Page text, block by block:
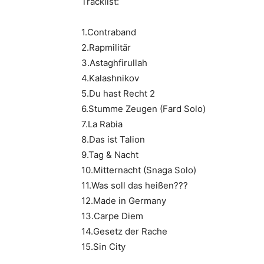
1.Contraband
2.Rapmilitär
3.Astaghfirullah
4.Kalashnikov
5.Du hast Recht 2
6.Stumme Zeugen (Fard Solo)
7.La Rabia
8.Das ist Talion
9.Tag & Nacht
10.Mitternacht (Snaga Solo)
11.Was soll das heißen???
12.Made in Germany
13.Carpe Diem
14.Gesetz der Rache
15.Sin City